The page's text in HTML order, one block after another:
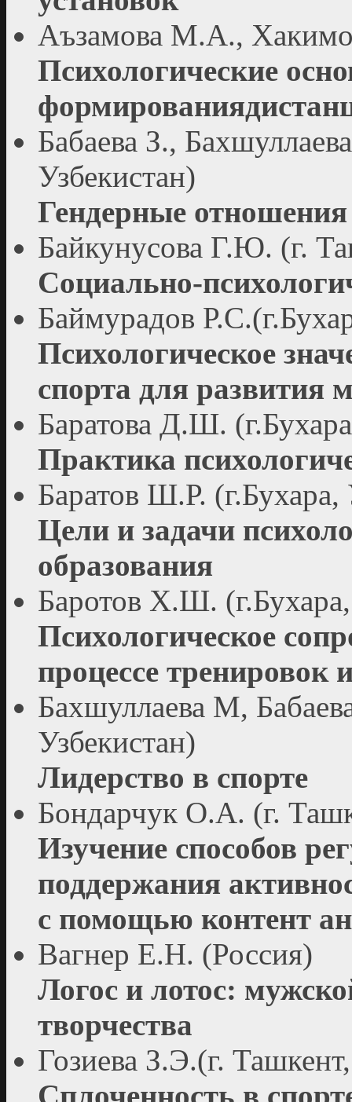
Аъзамова М.А.,
Психологические
Бабаева З.,
Узбекистан)
Гендерные отношения
Байкунусова Г.Ю. (г.
Социально-
Баймурадов
Психологическое
спорта для развития
Баратова Д.Ш.
Практика
Баратов Ш.Р. (г.Бухара,
Цели и задачи
образования
Баротов Х.Ш.
Психологическое
процессе тренировок
Бахшуллаева М,
Узбекистан)
Лидерство в спорте
Бондарчук О.А. (г.
Изучение способов
поддержания
с помощью контент
Вагнер Е.Н. (Россия)
Логос и лотос:
творчества
Гозиева З.Э.(г.